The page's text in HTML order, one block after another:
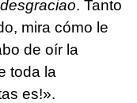
desgraciao. Tanto
mira cómo le
de oír la
toda la
es!».